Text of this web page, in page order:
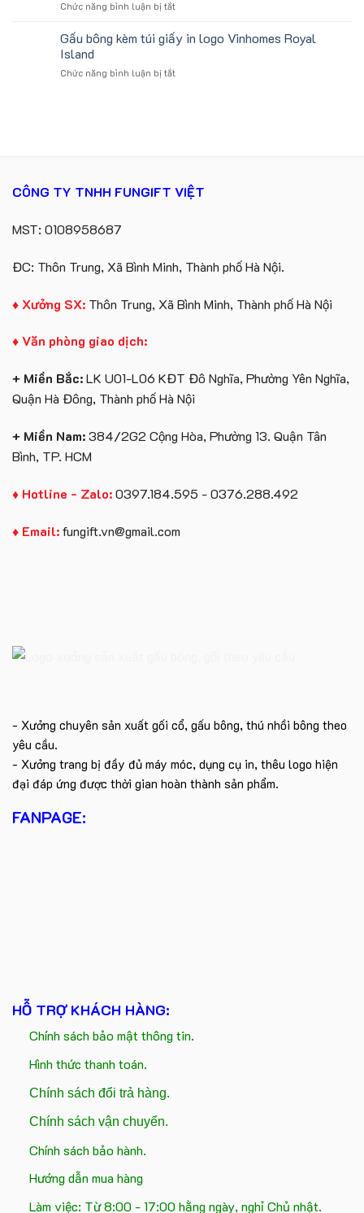
Tặng
Ty
xuất
số
lượng
logo
Chức năng bình luận bị tắtở
hàng
gối
ô
theo
yêu
Gấu bông kèm túi giấy in logo Vinhomes Royal
Island
Chức năng bình luận bị tắtở
Vinhomes
Royal
CÔNG TY TNHH FUNGIFT VIỆT
MST: 0108958687
ĐC: Thôn Trung, Xã Bình Minh, Thành phố Hà Nội.
♦ Xưởng SX: Thôn Trung, Xã Bình Minh, Thành phố Hà Nội
♦ Văn phòng giao dịch:
+ Miền Bắc:LK U01-L06 KĐT Đô Nghĩa, Phường Yên Nghĩa,
Quận Hà Đông, Thành phố Hà Nội
+ Miền Nam:384/2G2 Cộng Hòa, Phường 13. Quận Tân
Bình, TP. HCM
♦ Hotline - Zalo:0397.184.595 - 0376.288.492
♦ Email:fungift.vn@gmail.com
- Xưởng chuyên sản xuất gối cổ, gấu bông, thú nhồi bông theo
yêu cầu.
- Xưởng trang bị đầy đủ máy móc, dụng cụ in, thêu logo hiện
đại đáp ứng được thời gian hoàn thành sản phẩm.
FANPAGE:
HỖ TRỢ KHÁCH HÀNG:
Chính sách bảo mật thông tin.
Hình thức thanh toán.
Chính sách đổi trả hàng.
Chính sách vận chuyển.
Chính sách bảo hành.
Hướng dẫn mua hàng
Làm việc: Từ 8:00 - 17:00 hằng ngày, nghỉ Chủ nhật.